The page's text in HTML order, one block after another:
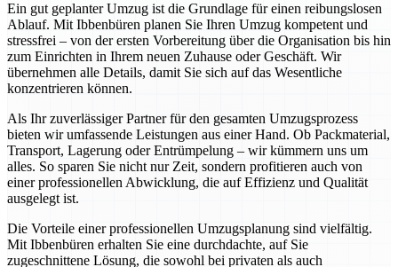
Ein gut geplanter Umzug ist die Grundlage für einen reibungslosen
Ablauf. Mit Ibbenbüren planen Sie Ihren Umzug kompetent und
stressfrei – von der ersten Vorbereitung über die Organisation bis hin
zum Einrichten in Ihrem neuen Zuhause oder Geschäft. Wir
übernehmen alle Details, damit Sie sich auf das Wesentliche
konzentrieren können.
Als Ihr zuverlässiger Partner für den gesamten Umzugsprozess
bieten wir umfassende Leistungen aus einer Hand. Ob Packmaterial,
Transport, Lagerung oder Entrümpelung – wir kümmern uns um
alles. So sparen Sie nicht nur Zeit, sondern profitieren auch von
einer professionellen Abwicklung, die auf Effizienz und Qualität
ausgelegt ist.
Die Vorteile einer professionellen Umzugsplanung sind vielfältig.
Mit Ibbenbüren erhalten Sie eine durchdachte, auf Sie
zugeschnittene Lösung, die sowohl bei privaten als auch